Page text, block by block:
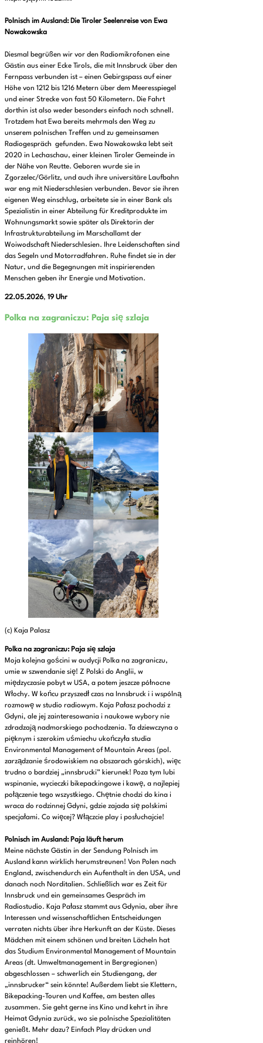
Polnisch im Ausland: Die Tiroler Seelenreise von Ewa
Nowakowska
Diesmal begrüßen wir vor den Radiomikrofonen eine
Gästin aus einer Ecke Tirols, die mit Innsbruck über den
Fernpass verbunden ist – einen Gebirgspass auf einer
Höhe von 1212 bis 1216 Metern über dem Meeresspiegel
und einer Strecke von fast 50 Kilometern. Die Fahrt
dorthin ist also weder besonders einfach noch schnell.
Trotzdem hat Ewa bereits mehrmals den Weg zu
unserem polnischen Treffen und zu gemeinsamen
Radiogespräch gefunden. Ewa Nowakowska lebt seit
2020 in Lechaschau, einer kleinen Tiroler Gemeinde in
der Nähe von Reutte. Geboren wurde sie in
Zgorzelec/Görlitz, und auch ihre universitäre Laufbahn
war eng mit Niederschlesien verbunden. Bevor sie ihren
eigenen Weg einschlug, arbeitete sie in einer Bank als
Spezialistin in einer Abteilung für Kreditprodukte im
Wohnungsmarkt sowie später als Direktorin der
Infrastrukturabteilung im Marschallamt der
Woiwodschaft Niederschlesien. Ihre Leidenschaften sind
das Segeln und Motorradfahren. Ruhe findet sie in der
Natur, und die Begegnungen mit inspirierenden
Menschen geben ihr Energie und Motivation.
22.05.2026, 19 Uhr
Polka na zagraniczu: Paja się szlaja
(c) Kaja Palasz
Polka na zagraniczu: Paja się szlaja
Moja kolejna gościni w audycji Polka na zagraniczu,
umie w szwendanie się! Z Polski do Anglii, w
międzyczasie pobyt w USA, a potem jeszcze północne
Włochy. W końcu przyszedł czas na Innsbruck i i wspólną
rozmowę w studio radiowym. Kaja Pałasz pochodzi z
Gdyni, ale jej zainteresowania i naukowe wybory nie
zdradzają nadmorskiego pochodzenia. Ta dziewczyna o
pięknym i szerokim uśmiechu ukończyła studia
Environmental Management of Mountain Areas (pol.
zarządzanie środowiskiem na obszarach górskich), więc
trudno o bardziej „innsbrucki” kierunek! Poza tym lubi
wspinanie, wycieczki bikepackingowe i kawę, a najlepiej
połączenie tego wszystkiego. Chętnie chodzi do kina i
wraca do rodzinnej Gdyni, gdzie zajada się polskimi
specjałami. Co więcej? Włączcie play i posłuchajcie!
Polnisch im Ausland: Paja läuft herum
Meine nächste Gästin in der Sendung Polnisch im
Ausland kann wirklich herumstreunen! Von Polen nach
England, zwischendurch ein Aufenthalt in den USA, und
danach noch Norditalien. Schließlich war es Zeit für
Innsbruck und ein gemeinsames Gespräch im
Radiostudio. Kaja Pałasz stammt aus Gdynia, aber ihre
Interessen und wissenschaftlichen Entscheidungen
verraten nichts über ihre Herkunft an der Küste. Dieses
Mädchen mit einem schönen und breiten Lächeln hat
das Studium Environmental Management of Mountain
Areas (dt. Umweltmanagement in Bergregionen)
abgeschlossen – schwerlich ein Studiengang, der
„innsbrucker“ sein könnte! Außerdem liebt sie Klettern,
Bikepacking-Touren und Kaffee, am besten alles
zusammen. Sie geht gerne ins Kino und kehrt in ihre
Heimat Gdynia zurück, wo sie polnische Spezialitäten
genießt. Mehr dazu? Einfach Play drücken und
reinhören!